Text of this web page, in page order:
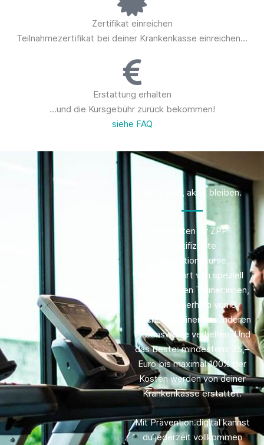
Zertifikat einreichen
Teilnahmezertifikat bei deiner Krankenkasse einreichen…
Erstattung erhalten
…und die Kursgebühr zurück bekommen!
siehe FAQ
Aktiv sein, aktiv bleiben.
Wir bieten dir ZPP-
zertifizierte
Präventionskurse,
durchgeführt von speziell
ausgebildeten Trainer:innen,
die dir innerhalb von 8
Wochen zu einer gesünderen
Lebensweise verhelfen. Und
das Beste: mindestens 75,–
Euro bis maximal 100% der
Kosten werden von deiner
Krankenkasse erstattet.
Mit Prävention.digital kannst
du jederzeit vollkommen